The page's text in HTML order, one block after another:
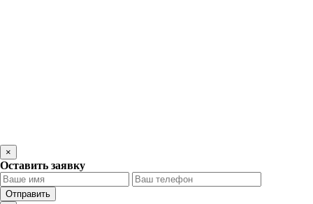
×
Оставить заявку
Отправить